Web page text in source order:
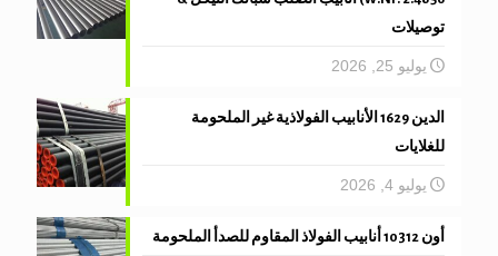
توصيلات
يوليو 25, 2026
الدين 1629 الأنابيب الفولاذية غير الملحومة
للغلايات
يوليو 4, 2026
أون 10312 أنابيب الفولاذ المقاوم للصدأ الملحومة